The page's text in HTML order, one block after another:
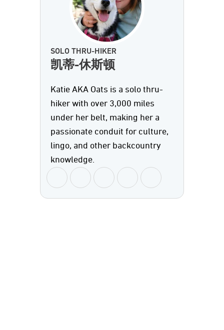
SOLO THRU-HIKER
凯蒂-休斯顿
Katie AKA Oats is a solo thru-
hiker with over 3,000 miles
under her belt, making her a
passionate conduit for culture,
lingo, and other backcountry
knowledge.